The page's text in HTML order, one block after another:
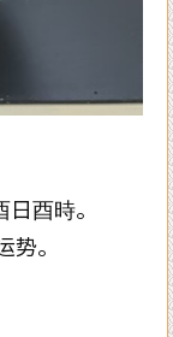
酉時。
。